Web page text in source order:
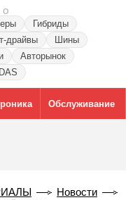
О
Гибриды
драйвы
Шины
Авторынок
Обслуживание
Новости